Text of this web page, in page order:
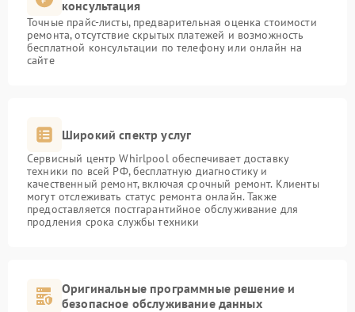
консультация
Точные прайс-листы, предварительная оценка стоимости
ремонта, отсутствие скрытых платежей и возможность
бесплатной консультации по телефону или онлайн на
сайте
Широкий спектр услуг
Сервисный центр Whirlpool обеспечивает доставку
техники по всей РФ, бесплатную диагностику и
качественный ремонт, включая срочный ремонт. Клиенты
могут отслеживать статус ремонта онлайн. Также
предоставляется постгарантийное обслуживание для
продления срока службы техники
Оригинальные программные решение и
безопасное обслуживание данных